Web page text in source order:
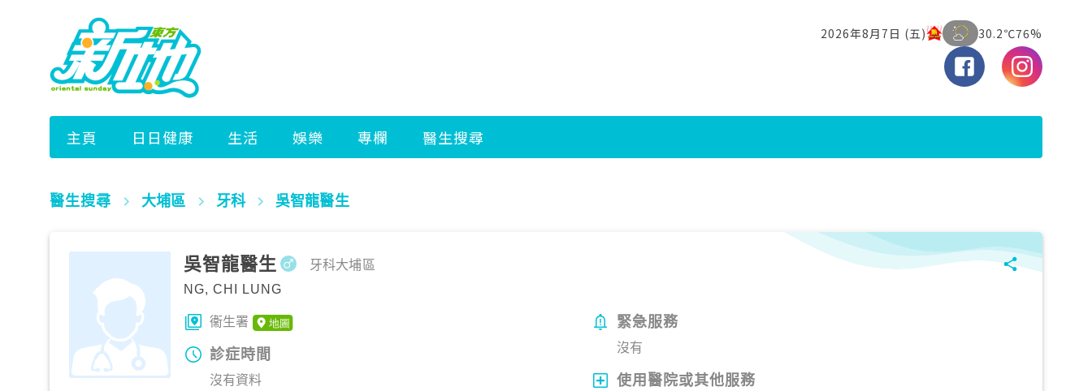
醫生搜尋 大埔區 牙科 吳智龍醫生
吳智龍醫生
NG, CHI LUNG
牙科大埔區
衞生署
診症時間
沒有資料
緊急服務
沒有
使用醫院或其他服務